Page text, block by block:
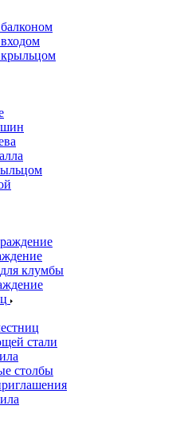
клумбы
стали
столбы